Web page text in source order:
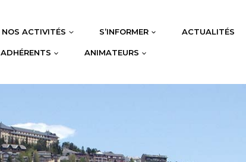
NOS ACTIVITÉS S’INFORMER ACTUALITÉS
ADHÉRENTS ANIMATEURS